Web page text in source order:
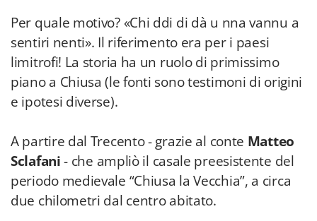
Per quale motivo? «Chi ddi di dà u nna vannu a
sentiri nenti». Il riferimento era per i paesi
limitrofi! La storia ha un ruolo di primissimo
piano a Chiusa (le fonti sono testimoni di origini
e ipotesi diverse).
A partire dal Trecento - grazie al conte Matteo
Sclafani- che ampliò il casale preesistente del
periodo medievale “Chiusa la Vecchia”, a circa
due chilometri dal centro abitato.